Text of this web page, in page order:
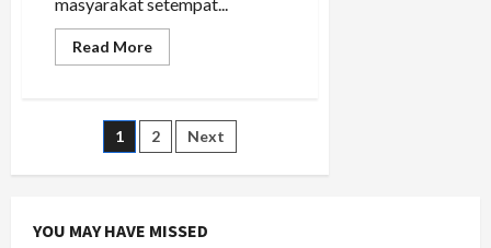
Read MoreRead
more
Aktif
di
Pamekasan,
Hidup
Posts
pagination
1 2 Next
YOU MAY HAVE MISSED